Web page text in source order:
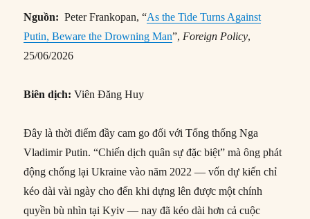
Nguồn: Peter Frankopan, “As the Tide Turns Against
Putin, Beware the Drowning Man”, Foreign Policy,
25/06/2026
Biên dịch:Viên Đăng Huy
Đây là thời điểm đầy cam go đối với Tổng thống Nga
Vladimir Putin. “Chiến dịch quân sự đặc biệt” mà ông phát
động chống lại Ukraine vào năm 2022 — vốn dự kiến chỉ
kéo dài vài ngày cho đến khi dựng lên được một chính
quyền bù nhìn tại Kyiv — nay đã kéo dài hơn cả cuộc